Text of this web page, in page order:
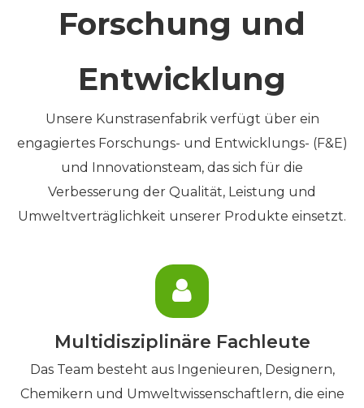
Forschung und
Entwicklung
Unsere Kunstrasenfabrik verfügt über ein
engagiertes Forschungs- und Entwicklungs- (F&E)
und Innovationsteam, das sich für die
Verbesserung der Qualität, Leistung und
Umweltverträglichkeit unserer Produkte einsetzt.
Multidisziplinäre Fachleute
Das Team besteht aus Ingenieuren, Designern,
Chemikern und Umweltwissenschaftlern, die eine